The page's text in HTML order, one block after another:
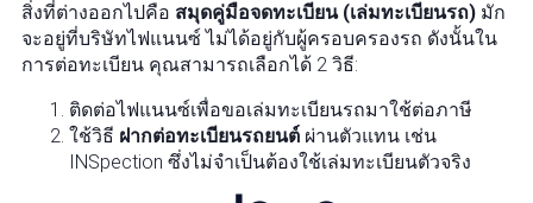
สิ่งที่ต่างออกไปคือ สมุดคู่มือจดทะเบียน (เล่มทะเบียนรถ) มัก
จะอยู่ที่บริษัทไฟแนนซ์ ไม่ได้อยู่กับผู้ครอบครองรถ ดังนั้นใน
การต่อทะเบียน คุณสามารถเลือกได้ 2 วิธี:
ติดต่อไฟแนนซ์เพื่อขอเล่มทะเบียนรถมาใช้ต่อภาษี
ใช้วิธี ฝากต่อทะเบียนรถยนต์ ผ่านตัวแทน เช่น
INSpection ซึ่งไม่จำเป็นต้องใช้เล่มทะเบียนตัวจริง